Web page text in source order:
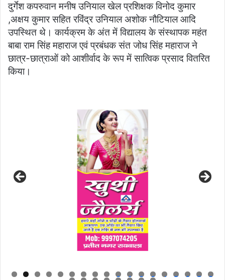
दुर्गेश कपरुवान मनीष उनियाल खेल प्रशिक्षक विनोद कुमार
,अक्षय कुमार सहित रविंद्र उनियाल अशोक नौटियाल आदि
उपस्थित थे। कार्यक्रम के अंत में विद्यालय के संस्थापक महंत
बाबा राम सिंह महाराज एवं प्रबंधक संत जोध सिंह महाराज ने
छात्र-छात्राओं को आशीर्वाद के रूप में सात्विक प्रसाद वितरित
किया।